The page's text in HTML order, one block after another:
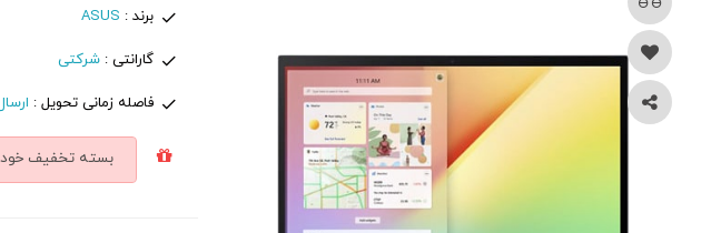
برند : ASUS
گارانتی : شرکتی
فاصله زمانی تحویل :
بسته تخفیف خود